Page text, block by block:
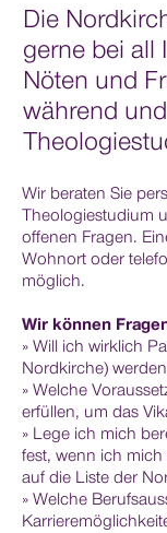
Die
gerne bei all
Nöten und
während
Wir beraten Sie
Theologiestudium
offenen Fragen.
Wohnort oder
möglich.
Wir können
» Will ich wirklich
Nordkirche)
» Welche
erfüllen, um das
» Lege ich mich
fest, wenn ich
auf die Liste der
» Welche